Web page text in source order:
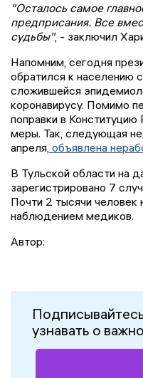
"Осталось самое
предприсания. Все
судьбы", - заключил
Напомним, сегодня
обратился к населению
сложившейся
коронавирусу. Помимо
поправки в
меры. Так, следующая
апреля, объявлена
В Тульской области на
зарегистрировано 7
Почти 2 тысячи человек
наблюдением медиков.
Автор:
узнавать о